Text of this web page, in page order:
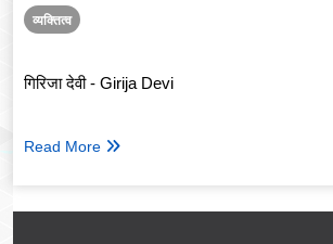
व्यक्तित्व
गिरिजा देवी - Girija Devi
Read More